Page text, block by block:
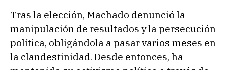
Tras la elección, Machado denunció la
manipulación de resultados y la persecución
política, obligándola a pasar varios meses en
la clandestinidad. Desde entonces, ha